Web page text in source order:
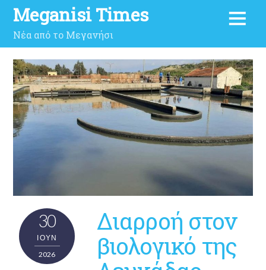
Meganisi Times
Νέα από το Μεγανήσι
30
ΙΟΎΝ
2026
Διαρροή στον
βιολογικό της